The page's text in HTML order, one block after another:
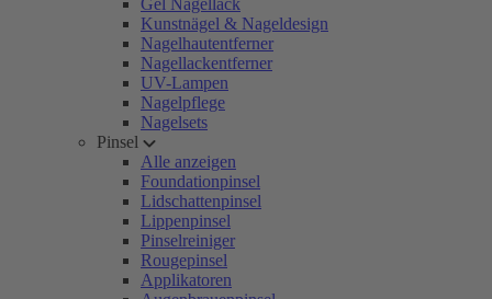
Gel Nagellack
Kunstnägel & Nageldesign
Nagelhautentferner
Nagellackentferner
UV-Lampen
Nagelpflege
Nagelsets
Pinsel
Alle anzeigen
Foundationpinsel
Lidschattenpinsel
Lippenpinsel
Pinselreiniger
Rougepinsel
Applikatoren